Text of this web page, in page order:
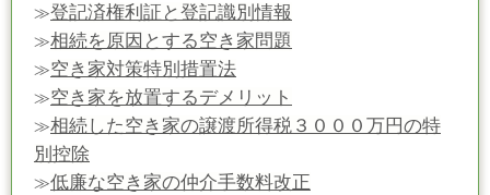
≫登記済権利証と登記識別情報
≫相続を原因とする空き家問題
≫空き家対策特別措置法
≫空き家を放置するデメリット
≫相続した空き家の譲渡所得税３０００万円の特
別控除
≫低廉な空き家の仲介手数料改正